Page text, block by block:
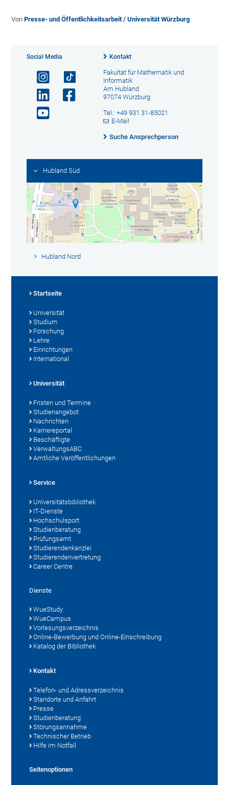
VonPresse- und Öffentlichkeitsarbeit / Universität Würzburg
Social Media Kontakt
Fakultät für Mathematik und
Informatik
Am Hubland
97074 Würzburg
Tel.: +49 931 31-85021
E-Mail
Suche Ansprechperson
Hubland Süd
Hubland Nord
Startseite
Universität
Studium
Forschung
Lehre
Einrichtungen
International
Universität
Fristen und Termine
Studienangebot
Nachrichten
Karriereportal
Beschäftigte
VerwaltungsABC
Amtliche Veröffentlichungen
Service
Universitätsbibliothek
IT-Dienste
Hochschulsport
Studienberatung
Prüfungsamt
Studierendenkanzlei
Studierendenvertretung
Career Centre
Dienste
WueStudy
WueCampus
Vorlesungsverzeichnis
Online-Bewerbung und Online-Einschreibung
Katalog der Bibliothek
Kontakt
Telefon- und Adressverzeichnis
Standorte und Anfahrt
Presse
Studienberatung
Störungsannahme
Technischer Betrieb
Hilfe im Notfall
Seitenoptionen